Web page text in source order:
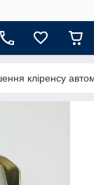
кліренсу